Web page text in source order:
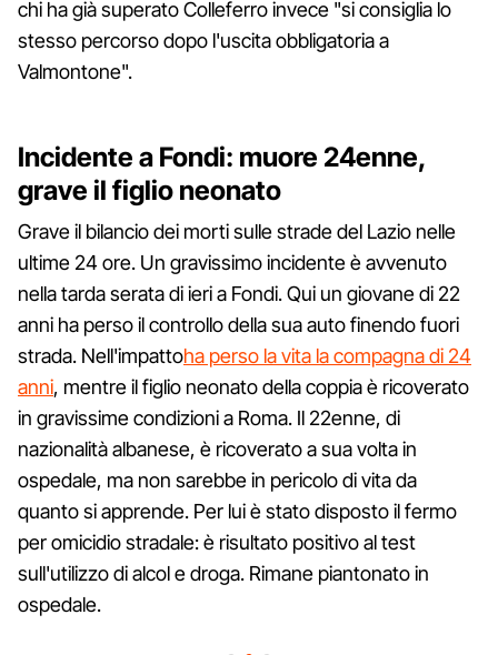
chi ha già superato Colleferro invece "si consiglia lo
stesso percorso dopo l'uscita obbligatoria a
Valmontone".
Incidente a Fondi: muore 24enne,
grave il figlio neonato
Grave il bilancio dei morti sulle strade del Lazio nelle
ultime 24 ore. Un gravissimo incidente è avvenuto
nella tarda serata di ieri a Fondi. Qui un giovane di 22
anni ha perso il controllo della sua auto finendo fuori
strada. Nell'impattoha perso la vita la compagna di 24
anni, mentre il figlio neonato della coppia è ricoverato
in gravissime condizioni a Roma. Il 22enne, di
nazionalità albanese, è ricoverato a sua volta in
ospedale, ma non sarebbe in pericolo di vita da
quanto si apprende. Per lui è stato disposto il fermo
per omicidio stradale: è risultato positivo al test
sull'utilizzo di alcol e droga. Rimane piantonato in
ospedale.